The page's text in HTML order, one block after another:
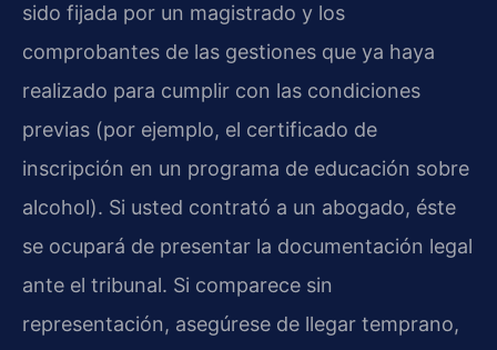
sido fijada por un magistrado y los
comprobantes de las gestiones que ya haya
realizado para cumplir con las condiciones
previas (por ejemplo, el certificado de
inscripción en un programa de educación sobre
alcohol). Si usted contrató a un abogado, éste
se ocupará de presentar la documentación legal
ante el tribunal. Si comparece sin
representación, asegúrese de llegar temprano,